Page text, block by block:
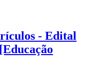
- Edital